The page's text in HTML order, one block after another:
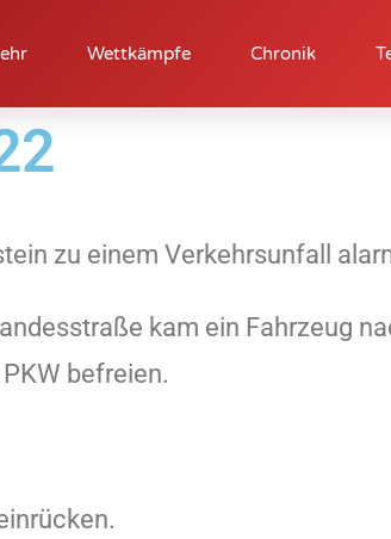
Wettkämpfe Chronik
zu einem Verkehrsunfall
kam ein Fahrzeug
befreien.